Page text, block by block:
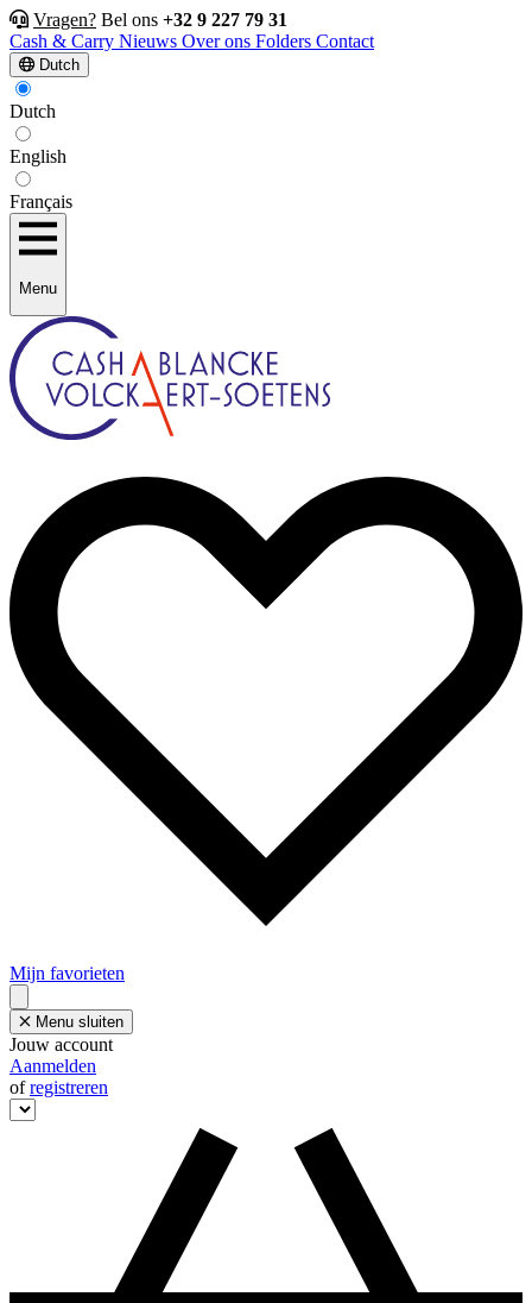
Vragen? Bel ons +32 9 227 79 31
Cash & Carry Nieuws Over ons Folders Contact
Dutch
Dutch
English
Français
Menu
Mijn favorieten
Menu sluiten
Jouw account
Aanmelden
ofregistreren